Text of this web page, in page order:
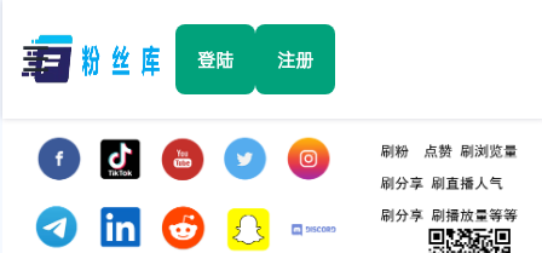
☰ 登陆 注册
Facebook